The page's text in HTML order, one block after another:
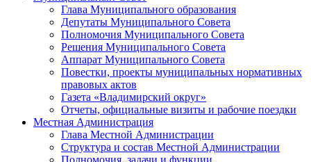
Глава Муниципального образования
Депутаты Муниципального Совета
Полномочия Муниципального Совета
Решения Муниципального Совета
Аппарат Муниципального Совета
Повестки, проекты муниципальных нормативных
правовых актов
Газета «Владимирский округ»
Отчеты, официальные визиты и рабочие поездки
Местная Администрация
Глава Местной Администрации
Структура и состав Местной Администрации
Полномочия, задачи и функции